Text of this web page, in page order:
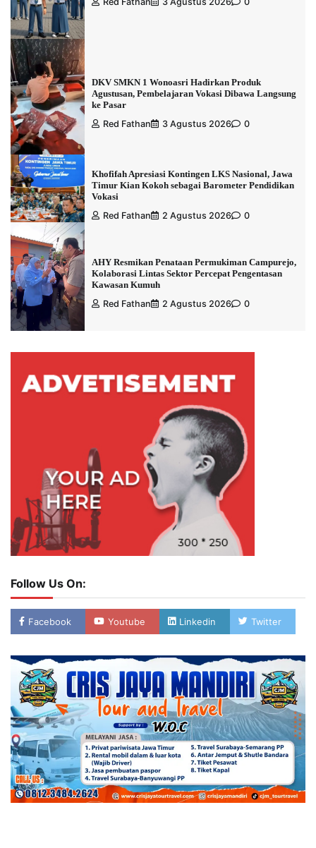
DKV SMKN 1 Wonoasri Hadirkan Produk
Agustusan, Pembelajaran Vokasi Dibawa Langsung
ke Pasar
Red Fathan
3 Agustus 2026 0
Khofifah Apresiasi Kontingen LKS Nasional, Jawa
Timur Kian Kokoh sebagai Barometer Pendidikan
Vokasi
Red Fathan
2 Agustus 2026 0
AHY Resmikan Penataan Permukiman Campurejo,
Kolaborasi Lintas Sektor Percepat Pengentasan
Kawasan Kumuh
Red Fathan
2 Agustus 2026 0
Follow Us On:
Facebook Youtube Linkedin Twitter